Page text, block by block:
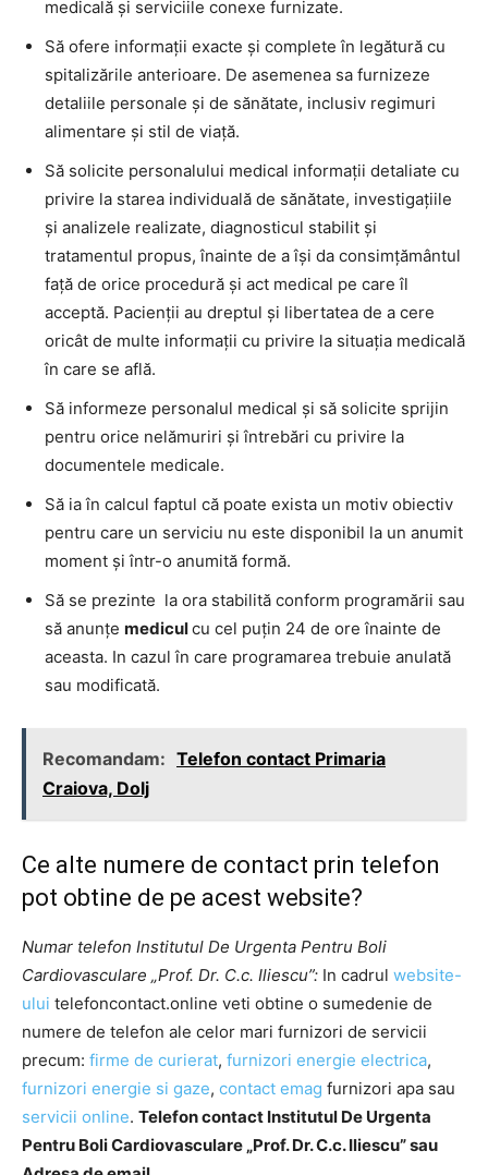
medicală şi serviciile conexe furnizate.
Să ofere informaţii exacte şi complete în legătură cu
spitalizările anterioare. De asemenea sa furnizeze
detaliile personale şi de sănătate, inclusiv regimuri
alimentare şi stil de viaţă.
Să solicite personalului medical informaţii detaliate cu
privire la starea individuală de sănătate, investigaţiile
şi analizele realizate, diagnosticul stabilit şi
tratamentul propus, înainte de a îşi da consimţământul
faţă de orice procedură şi act medical pe care îl
acceptă. Pacienţii au dreptul şi libertatea de a cere
oricât de multe informaţii cu privire la situaţia medicală
în care se află.
Să informeze personalul medical şi să solicite sprijin
pentru orice nelămuriri şi întrebări cu privire la
documentele medicale.
Să ia în calcul faptul că poate exista un motiv obiectiv
pentru care un serviciu nu este disponibil la un anumit
moment şi într-o anumită formă.
Să se prezinte la ora stabilită conform programării sau
să anunţe mediculcu cel puţin 24 de ore înainte de
aceasta. In cazul în care programarea trebuie anulată
sau modificată.
Recomandam: Telefon contact Primaria
Craiova, Dolj
Ce alte numere de contact prin telefon
pot obtine de pe acest website?
Numar telefon Institutul De Urgenta Pentru Boli
Cardiovasculare „Prof. Dr. C.c. Iliescu”: In cadrul website-
ului telefoncontact.online veti obtine o sumedenie de
numere de telefon ale celor mari furnizori de servicii
precum: firme de curierat, furnizori energie electrica,
furnizori energie si gaze, contact emag furnizori apa sau
servicii online. Telefon contact Institutul De Urgenta
Pentru Boli Cardiovasculare „Prof. Dr. C.c. Iliescu” sau